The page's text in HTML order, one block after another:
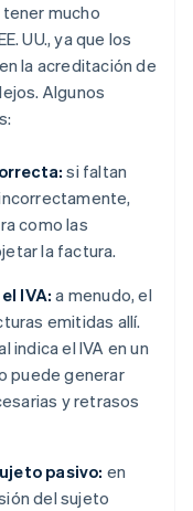
mucho
UU., ya que los
la acreditación de
Algunos
si faltan
como las
la factura.
IVA: a menudo, el
emitidas allí.
indica el IVA en un
puede generar
y retrasos
pasivo: en
del sujeto